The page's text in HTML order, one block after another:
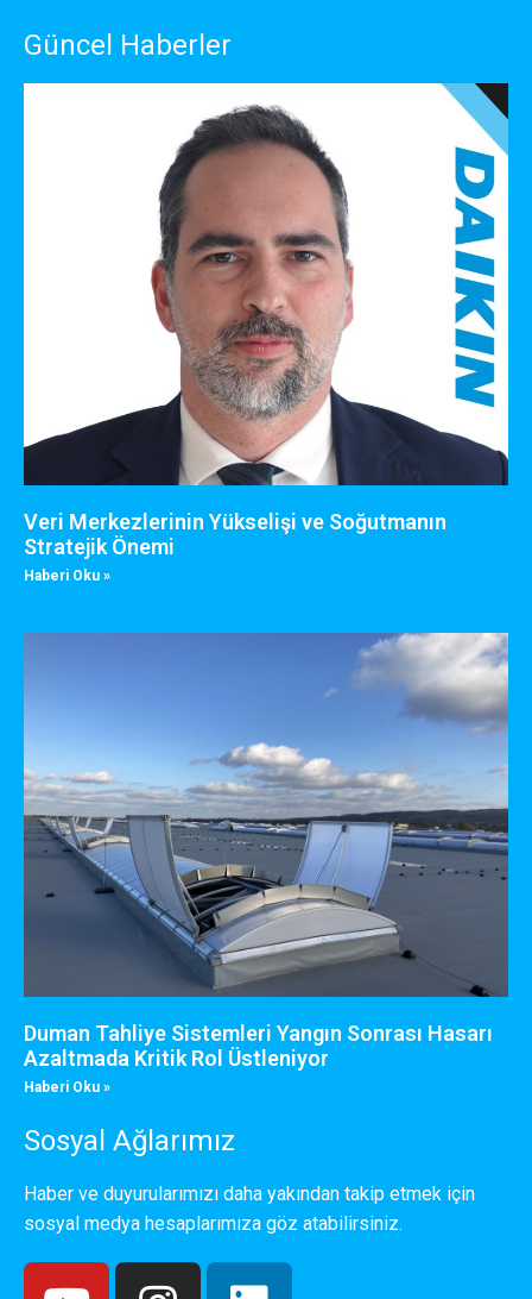
Güncel Haberler
Veri Merkezlerinin Yükselişi ve Soğutmanın
Stratejik Önemi
Haberi Oku »
Duman Tahliye Sistemleri Yangın Sonrası Hasarı
Azaltmada Kritik Rol Üstleniyor
Haberi Oku »
Sosyal Ağlarımız
Haber ve duyurularımızı daha yakından takip etmek için
sosyal medya hesaplarımıza göz atabilirsiniz.